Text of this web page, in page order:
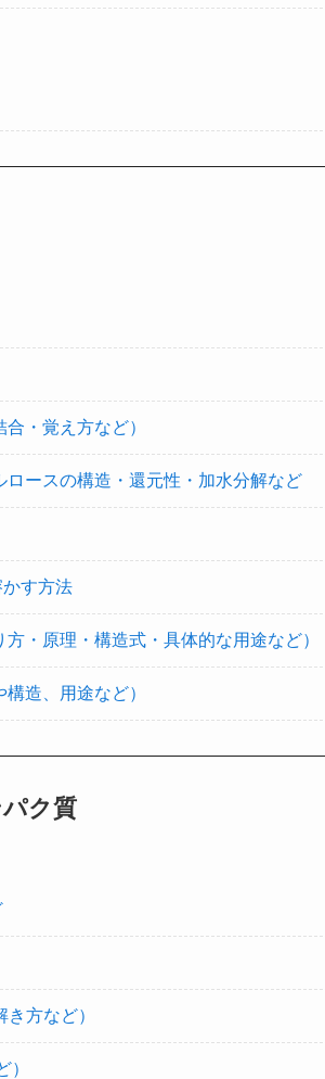
・覚え方など）
ロースの構造・還元性・加水分解など
す方法
・原理・構造式・具体的な用途など）
造、用途など）
ク質
方など）
）